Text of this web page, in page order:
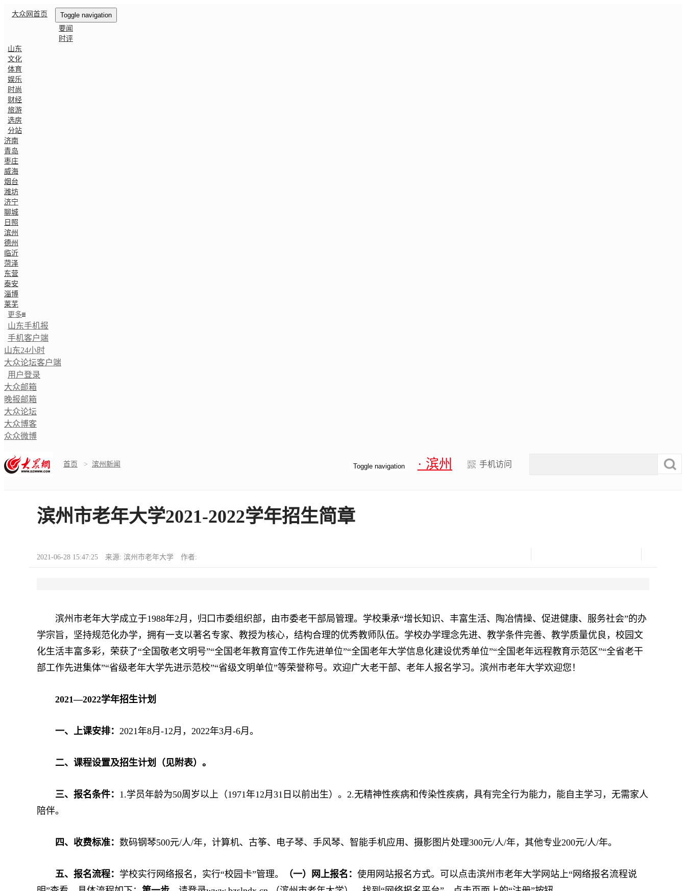
Toggle navigation
大众网首页
要闻
时评
山东
文化
体育
娱乐
时尚
财经
旅游
选房
分站
济南
青岛
枣庄
威海
烟台
潍坊
济宁
聊城
日照
滨州
德州
临沂
菏泽
东营
泰安
淄博
莱芜
更多
山东手机报
手机客户端
山东24小时
大众论坛客户端
用户登录
大众邮箱
晚报邮箱
大众论坛
大众博客
众众微博
Toggle navigation · 滨州
首页 > 滨州新闻 手机访问
滨州市老年大学2021-2022学年招生简章
2021-06-28 15:47:25 来源: 滨州市老年大学 作者:
滨州市老年大学成立于1988年2月，归口市委组织部，由市委老干部局管理。学校秉承“增长知识、丰富生活、陶冶情操、促进健康、服务社会”的办
学宗旨，坚持规范化办学，拥有一支以著名专家、教授为核心，结构合理的优秀教师队伍。学校办学理念先进、教学条件完善、教学质量优良，校园文
化生活丰富多彩，荣获了“全国敬老文明号”“全国老年教育宣传工作先进单位”“全国老年大学信息化建设优秀单位”“全国老年远程教育示范区”“全省老干
部工作先进集体”“省级老年大学先进示范校”“省级文明单位”等荣誉称号。欢迎广大老干部、老年人报名学习。滨州市老年大学欢迎您！
2021—2022学年招生计划
一、上课安排： 2021年8月-12月，2022年3月-6月。
二、课程设置及招生计划（见附表）。
三、报名条件： 1.学员年龄为50周岁以上（1971年12月31日以前出生）。2.无精神性疾病和传染性疾病，具有完全行为能力，能自主学习，无需家人
陪伴。
四、收费标准： 数码钢琴500元/人/年，计算机、古筝、电子琴、手风琴、智能手机应用、摄影图片处理300元/人/年，其他专业200元/人/年。
五、报名流程： 学校实行网络报名，实行“校园卡”管理。 （一）网上报名： 使用网站报名方式。可以点击滨州市老年大学网站上“网络报名流程说